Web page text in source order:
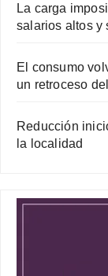
La carga
salarios altos y
El consumo
un retroceso
Reducción
la localidad